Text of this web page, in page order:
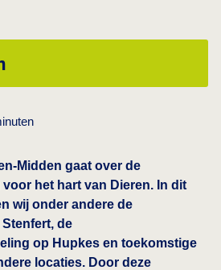
gaat over de
het hart van Dieren. In dit
wij onder andere de
de
op Hupkes en toekomstige
locaties. Door deze